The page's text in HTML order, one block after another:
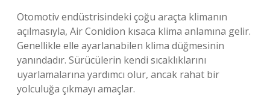
Otomotiv endüstrisindeki çoğu araçta klimanın
açılmasıyla, Air Conidion kısaca klima anlamına gelir.
Genellikle elle ayarlanabilen klima düğmesinin
yanındadır. Sürücülerin kendi sıcaklıklarını
uyarlamalarına yardımcı olur, ancak rahat bir
yolculuğa çıkmayı amaçlar.